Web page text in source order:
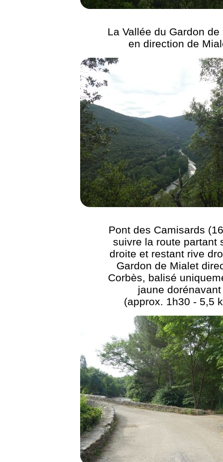
La Vallée du Gardon de
en direction de
Pont des Camisards
suivre la route partant
droite et restant rive
Gardon de Mialet
Corbès, balisé
jaune dorénavant
(approx. 1h30 - 5,5